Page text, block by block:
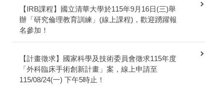
【IRB課程】國立清華大學於115年9月16日(三)舉
辦「研究倫理教育訓練」(線上課程)，歡迎踴躍報
名參加！
【計畫徵求】國家科學及技術委員會徵求115年度
「外科臨床手術創新計畫」案，線上申請至
115/08/24(一) 下午5時止！